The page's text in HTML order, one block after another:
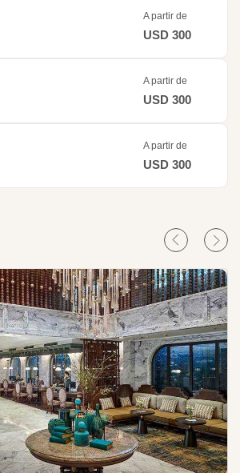
A partir de
USD 300
A partir de
USD 300
A partir de
USD 300